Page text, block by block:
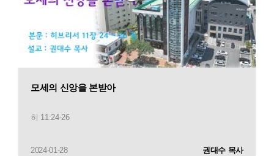
모세의 신앙을 본받아
히 11:24-26
2024-01-28 권대수 목사